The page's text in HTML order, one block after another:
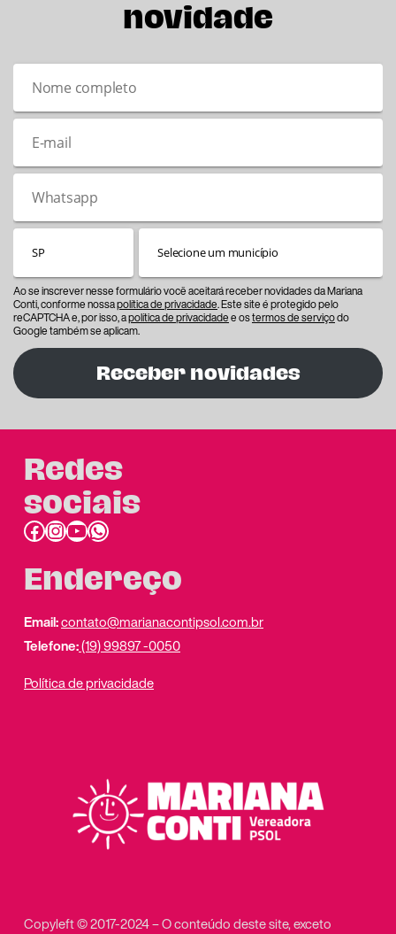
novidade
Ao se inscrever nesse formulário você aceitará receber novidades da Mariana
Conti, conforme nossapolítica de privacidade. Este site é protegido pelo
reCAPTCHA e, por isso, apolítica de privacidadee ostermos de serviçodo
Google também se aplicam.
Receber novidades
Redes
sociais
Facebook InstagramYoutube link do whatsapp
Endereço
Email:contato@marianacontipsol.com.br
Telefone:(19) 99897 -0050
Política de privacidade
Copyleft © 2017-2024 – O conteúdo deste site, exceto